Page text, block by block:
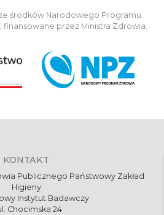
środków Narodowego Programu
finansowane przez Ministra Zdrowia.
KONTAKT
Publicznego Państwowy Zakład
Higieny
Instytut Badawczy
Chocimska 24